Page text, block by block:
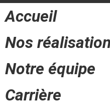
Accueil
Nos
Notre équipe
Carrière